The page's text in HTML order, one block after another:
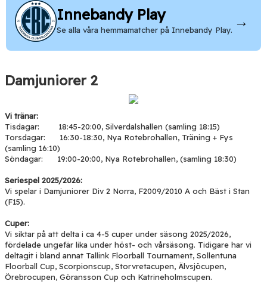
TRUPPEN
Innebandy Play
Se alla våra hemmamatcher på Innebandy Play.
→
Damjuniorer 2
Vi tränar:
Tisdagar: 18:45-20:00, Silverdalshallen (samling 18:15)
Torsdagar: 16:30-18:30, Nya Rotebrohallen, Träning + Fys
(samling 16:10)
Söndagar: 19:00-20:00, Nya Rotebrohallen, (samling 18:30)
Seriespel 2025/2026:
Vi spelar i Damjuniorer Div 2 Norra, F2009/2010 A och Bäst i Stan
(F15).
Cuper:
Vi siktar på att delta i ca 4-5 cuper under säsong 2025/2026,
fördelade ungefär lika under höst- och vårsäsong. Tidigare har vi
deltagit i bland annat Tallink Floorball Tournament, Sollentuna
Floorball Cup, Scorpionscup, Storvretacupen, Älvsjöcupen,
Örebrocupen, Göransson Cup och Katrineholmscupen.